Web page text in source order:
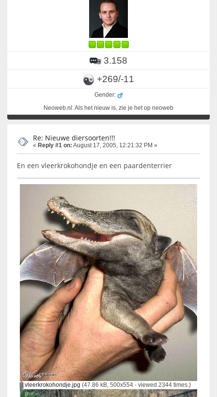
3.158
+269/-11
Gender:
Neoweb.nl: Als het nieuw is, zie je het op neoweb
Re: Nieuwe diersoorten!!!
« Reply #1 on: August 17, 2005, 12:21:32 PM »
En een vleerkrokohondje en een paardenterrier
vleerkrokohondje.jpg (47.86 kB, 500x554 - viewed 2344 times.)